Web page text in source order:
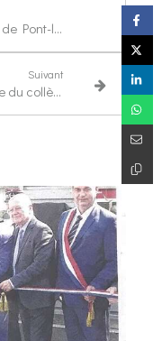
Le Député sur le marché de Pont-l'Évêque
Suivant
Le préfet visite la classe Défense du collège Saint-Louis